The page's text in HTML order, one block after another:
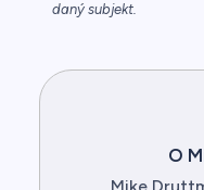
daný subjekt.
O